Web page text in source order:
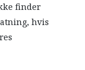
finder
hvis